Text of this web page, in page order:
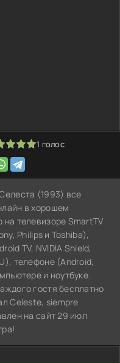
1 голос
(1993) все
в хорошем
на телевизоре SmartTV
Philips и Toshiba),
TV, NVIDIA Shield,
телефоне (Android,
и ноутбуке.
гостя бесплатно
Celeste, siempre
на сайт 29 июл